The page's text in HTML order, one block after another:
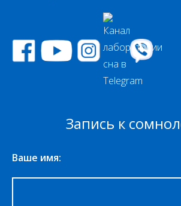
Запись к
Ваше имя: